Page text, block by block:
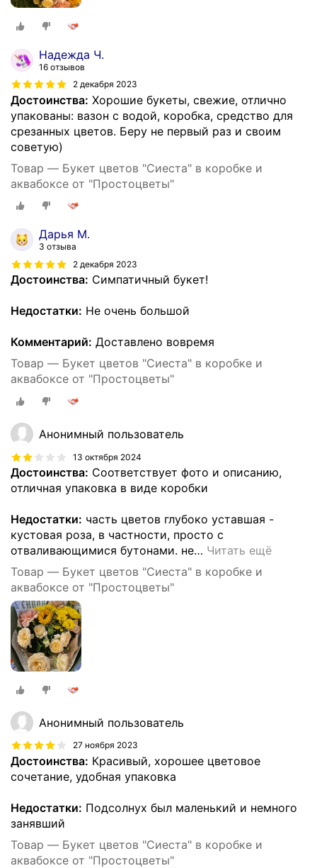
Надежда Ч.
16 отзывов
2 декабря 2023
Достоинства: Хорошие букеты, свежие, отлично
упакованы: вазон с водой, коробка, средство для
срезанных цветов. Беру не первый раз и своим
советую)
Товар — Букет цветов "Сиеста" в коробке и
аквабоксе от "Простоцветы"
Дарья М.
3 отзыва
2 декабря 2023
Достоинства: Симпатичный букет!
Недостатки: Не очень большой
Комментарий: Доставлено вовремя
Товар — Букет цветов "Сиеста" в коробке и
аквабоксе от "Простоцветы"
Анонимный пользователь
13 октября 2024
Достоинства: Соответствует фото и описанию,
отличная упаковка в виде коробки
Недостатки: часть цветов глубоко уставшая -
кустовая роза, в частности, просто с
отваливающимися бутонами. не… Читать ещё
Товар — Букет цветов "Сиеста" в коробке и
аквабоксе от "Простоцветы"
Анонимный пользователь
27 ноября 2023
Достоинства: Красивый, хорошее цветовое
сочетание, удобная упаковка
Недостатки: Подсолнух был маленький и немного
занявший
Товар — Букет цветов "Сиеста" в коробке и
аквабоксе от "Простоцветы"